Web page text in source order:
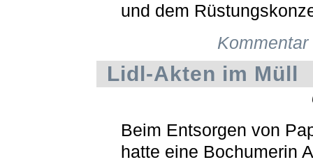
und dem
Lidl-Akten im Müll
Beim Entsorgen von
hatte eine Bochumerin